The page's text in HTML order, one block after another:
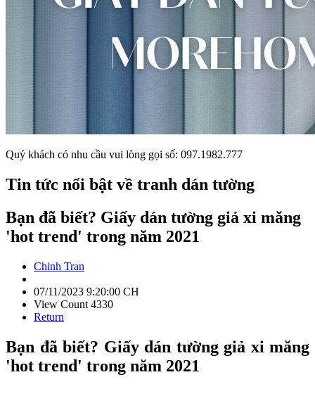
Quý khách có nhu cầu vui lòng gọi số: 097.1982.777
Tin tức nổi bật về tranh dán tường
Bạn đã biết? Giấy dán tường giả xi măng
'hot trend' trong năm 2021
Chinh Tran
07/11/2023 9:20:00 CH
View Count 4330
Return
Bạn đã biết? Giấy dán tường giả xi măng
'hot trend' trong năm 2021